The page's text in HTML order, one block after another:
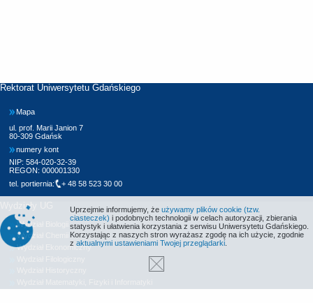
Rektorat Uniwersytetu Gdańskiego
Mapa
ul. prof. Marii Janion 7
80-309 Gdańsk
numery kont
NIP: 584-020-32-39
REGON: 000001330
tel. portiernia:
+ 48 58 523 30 00
Wydziały UG
Wydział Biologii
Wydział Chemii
Wydział Ekonomiczny
Uprzejmie informujemy, że używamy plików cookie (tzw.
ciasteczek) i podobnych technologii w celach autoryzacji, zbierania
statystyk i ułatwienia korzystania z serwisu Uniwersytetu Gdańskiego.
Korzystając z naszych stron wyrażasz zgodę na ich użycie, zgodnie
z aktualnymi ustawieniami Twojej przeglądarki